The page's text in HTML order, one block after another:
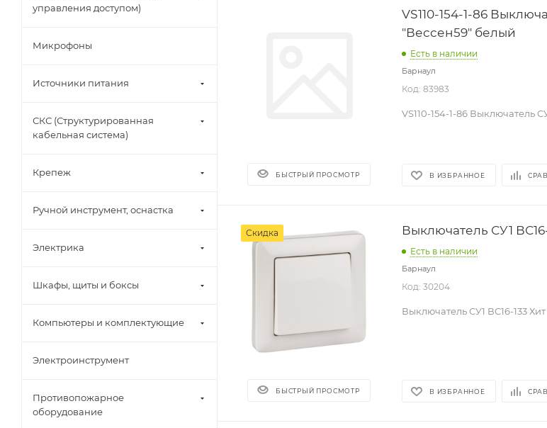
БЫСТРЫЙ ПРОСМОТР
VS110-154-1-86
"Вессен59" белый
Есть в наличии
Барнаул
Код: 83983
VS110-154-1-86 Выключатель
В ИЗБРАННОЕ
Скидка
БЫСТРЫЙ ПРОСМОТР
Выключатель СУ1
Есть в наличии
Барнаул
Код: 30204
Выключатель СУ1 ВС16-133 Хит
В ИЗБРАННОЕ
управления доступом)
Микрофоны
Источники питания
СКС (Структурированная
кабельная система)
Крепеж
Ручной инструмент, оснастка
Электрика
Шкафы, щиты и боксы
Компьютеры и комплектующие
Электроинструмент
Противопожарное
оборудование